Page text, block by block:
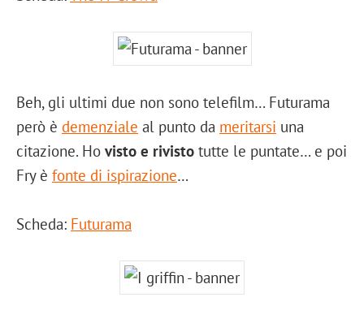
Beh, gli ultimi due non sono telefilm… Futurama
però è demenziale al punto da meritarsi una
citazione. Ho visto e rivisto tutte le puntate… e poi
Fry è fonte di ispirazione…
Scheda: Futurama